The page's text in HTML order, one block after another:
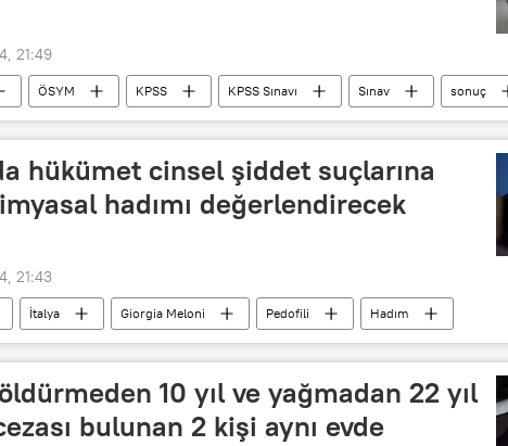
21:49
ÖSYM KPSS KPSS Sınavı Sınav
sonuç
hükümet cinsel şiddet suçlarına
hadımı değerlendirecek
21:43
İtalya Giorgia Meloni Pedofili
Hadım
cerrahi hadım
10 yıl ve yağmadan 22 yıl
bulunan 2 kişi aynı evde